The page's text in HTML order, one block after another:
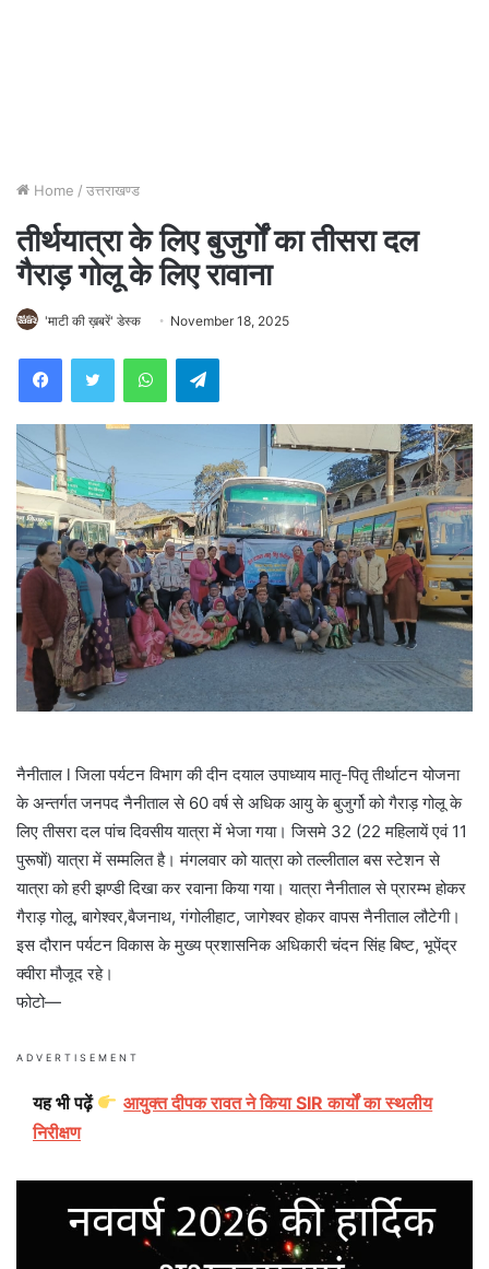
Home / उत्तराखण्ड
तीर्थयात्रा के लिए बुजुर्गों का तीसरा दल
गैराड़ गोलू के लिए रावाना
'माटी की ख़बरें' डेस्क November 18, 2025
WhatsAppTelegram
नैनीताल l जिला पर्यटन विभाग की दीन दयाल उपाध्याय मातृ-पितृ तीर्थाटन योजना
के अन्तर्गत जनपद नैनीताल से 60 वर्ष से अधिक आयु के बुजुर्गो को गैराड़ गोलू के
लिए तीसरा दल पांच दिवसीय यात्रा में भेजा गया। जिसमे 32 (22 महिलायें एवं 11
पुरूषों) यात्रा में सम्मलित है। मंगलवार को यात्रा को तल्लीताल बस स्टेशन से
यात्रा को हरी झण्डी दिखा कर रवाना किया गया। यात्रा नैनीताल से प्रारम्भ होकर
गैराड़ गोलू, बागेश्वर,बैजनाथ, गंगोलीहाट, जागेश्वर होकर वापस नैनीताल लौटेगी।
इस दौरान पर्यटन विकास के मुख्य प्रशासनिक अधिकारी चंदन सिंह बिष्ट, भूपेंद्र
क्वीरा मौजूद रहे।
फोटो—
ADVERTISEMENT
यह भी पढ़ें
आयुक्त दीपक रावत ने किया SIR कार्यों का स्थलीय
निरीक्षण